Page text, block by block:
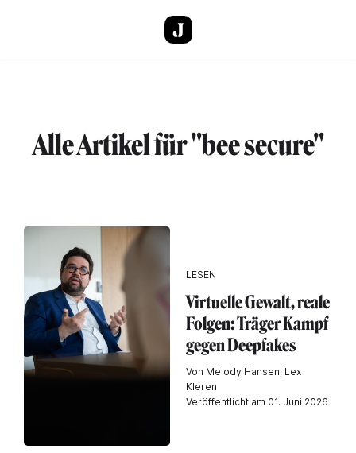
Alle Artikel für "bee secure"
LESEN
Virtuelle Gewalt, reale
Folgen: Träger Kampf
gegen Deepfakes
Von Melody Hansen, Lex
Kleren
Veröffentlicht am 01. Juni 2026